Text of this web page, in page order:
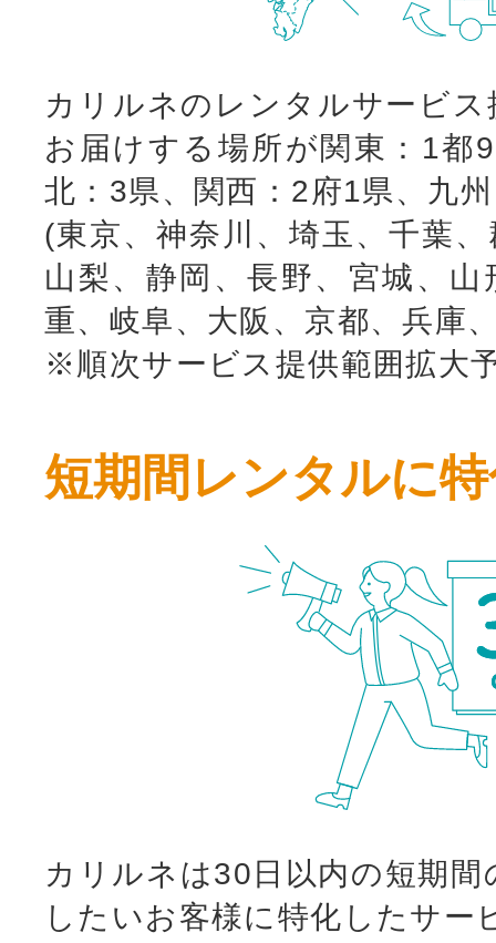
カリルネのレンタルサービ
お届けする場所が関東：1都
北：3県、関西：2府1県、九
(東京、神奈川、埼玉、千葉
山梨、静岡、長野、宮城、
重、岐阜、大阪、京都、兵庫
※順次サービス提供範囲拡大
短期間レンタルに
カリルネは30日以内の短期
したいお客様に特化したサー